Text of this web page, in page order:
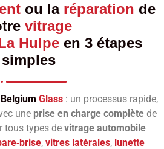
ou la réparation de
vitrage
Hulpeen 3 étapes
simples
Belgium Glass : un processus rapide,
une prise en charge complète de
tous types de vitrage automobile
, vitres latérales, lunette